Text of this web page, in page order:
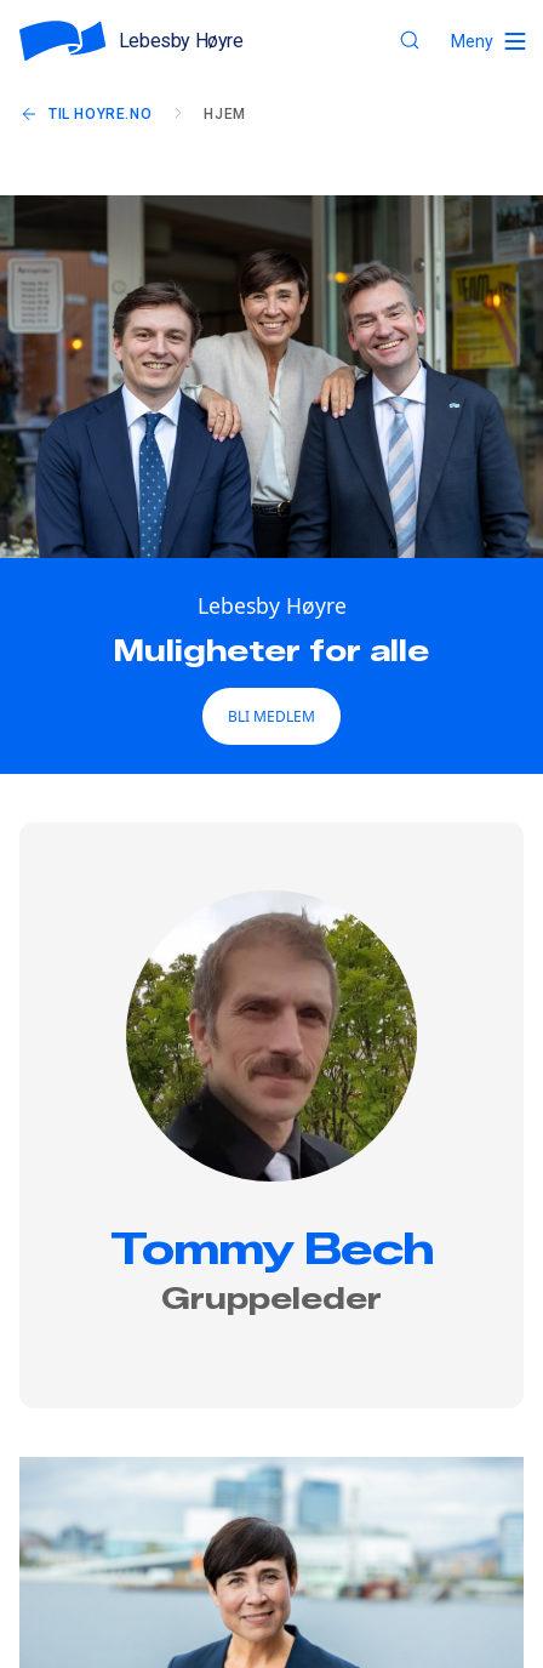
Lebesby Høyre Meny
TIL HOYRE.NO HJEM
Lebesby Høyre
Muligheter for alle
BLI MEDLEM
Tommy Bech
Gruppeleder